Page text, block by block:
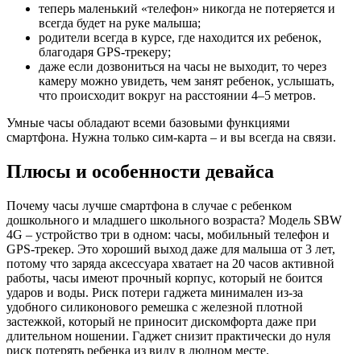
теперь маленький «телефон» никогда не потеряется и
всегда будет на руке малыша;
родители всегда в курсе, где находится их ребенок,
благодаря GPS-трекеру;
даже если дозвониться на часы не выходит, то через
камеру можно увидеть, чем занят ребенок, услышать,
что происходит вокруг на расстоянии 4–5 метров.
Умные часы обладают всеми базовыми функциями
смартфона. Нужна только сим-карта – и вы всегда на связи.
Плюсы и особенности девайса
Почему часы лучше смартфона в случае с ребенком
дошкольного и младшего школьного возраста? Модель SBW
4G – устройство три в одном: часы, мобильный телефон и
GPS-трекер. Это хороший выход даже для малыша от 3 лет,
потому что заряда аксессуара хватает на 20 часов активной
работы, часы имеют прочный корпус, который не боится
ударов и воды. Риск потери гаджета минимален из-за
удобного силиконового ремешка с железной плотной
застежкой, который не приносит дискомфорта даже при
длительном ношении. Гаджет снизит практически до нуля
риск потерять ребенка из виду в людном месте.